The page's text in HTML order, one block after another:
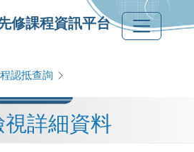
修課程資訊平台
認抵查詢
視詳細資料